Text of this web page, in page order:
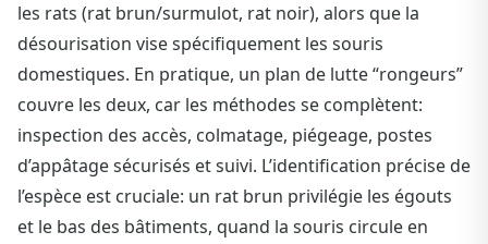
les rats (rat brun/surmulot, rat noir), alors que la
désourisation vise spécifiquement les souris
domestiques. En pratique, un plan de lutte “rongeurs”
couvre les deux, car les méthodes se complètent:
inspection des accès, colmatage, piégeage, postes
d’appâtage sécurisés et suivi. L’identification précise de
l’espèce est cruciale: un rat brun privilégie les égouts
et le bas des bâtiments, quand la souris circule en